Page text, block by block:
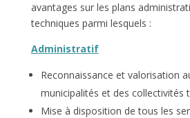
avantages sur les plans
techniques parmi lesquels :
Administratif
Reconnaissance et valorisation
municipalités et des collectivités
Mise à disposition de tous les